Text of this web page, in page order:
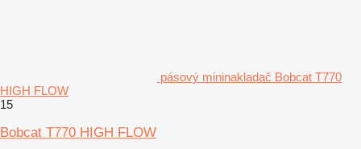
pásový mininakladač Bobcat T770
HIGH FLOW
15
Bobcat T770 HIGH FLOW